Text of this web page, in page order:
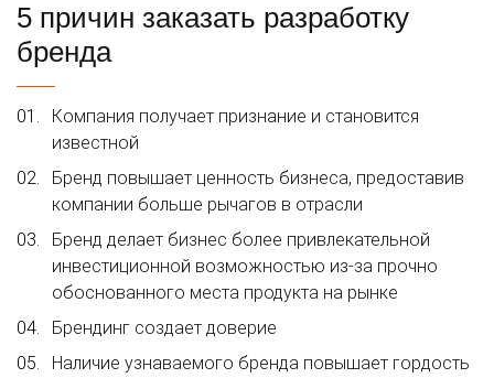
5 причин заказать разработку
бренда
Компания получает признание и становится
известной
Бренд повышает ценность бизнеса, предоставив
компании больше рычагов в отрасли
Бренд делает бизнес более привлекательной
инвестиционной возможностью из-за прочно
обоснованного места продукта на рынке
Брендинг создает доверие
Наличие узнаваемого бренда повышает гордость